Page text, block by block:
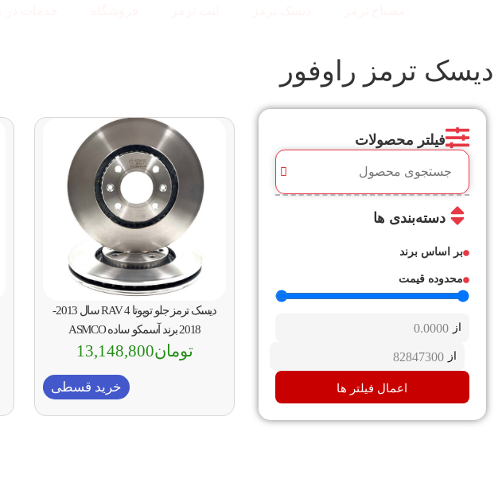
دیسک ترمز راوفور
فیلتر محصولات
دسته‌بندی ها
بر اساس برند
محدوده قیمت
از
از
اعمال فیلتر ها
دیسک ترمز جلو تویوتا RAV 4 سال 2013-
2018 برند آسمکو ساده ASMCO
تومان13,148,800
خرید قسطی